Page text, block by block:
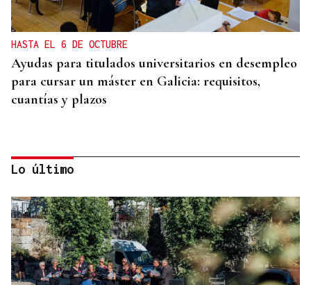
HASTA EL 6 DE OCTUBRE
Ayudas para titulados universitarios en desempleo
para cursar un máster en Galicia: requisitos,
cuantías y plazos
Lo último